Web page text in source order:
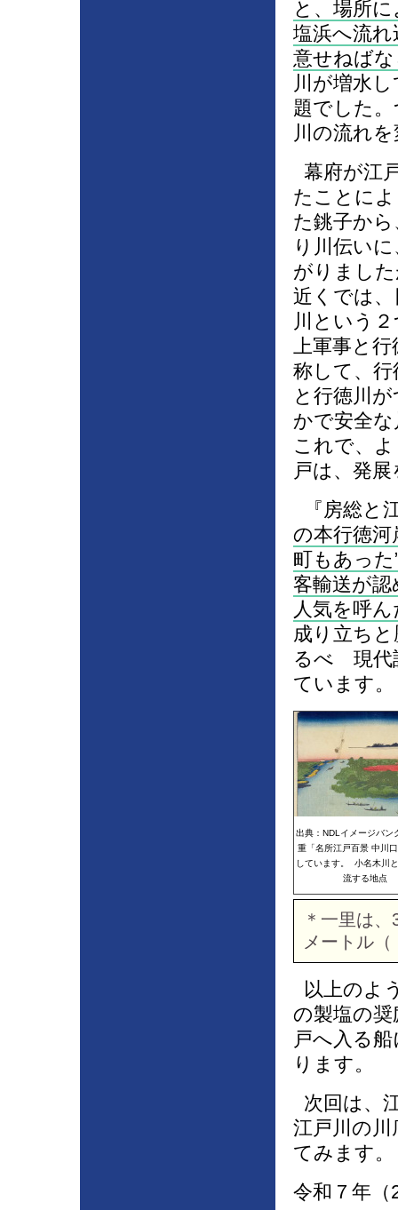
と、場所
塩浜へ流
意せねば
川が増水
題でした
川の流れ
幕府が江
たことに
た銚子か
り川伝い
がりまし
近くでは
川という
上軍事と
称して、
と行徳川
かで安全
これで、
戸は、発
『房総と
の本行徳
町もあった
客輸送が
人気を呼
成り立ち
るべ 現代
ています。
出典：NDLイメージバン
重「名所江戸百景 中川
しています。 小名木川
流する地点
＊一里は
メートル
以上のよ
の製塩の
戸へ入る
ります。
次回は、
江戸川の
てみます。
令和７年（